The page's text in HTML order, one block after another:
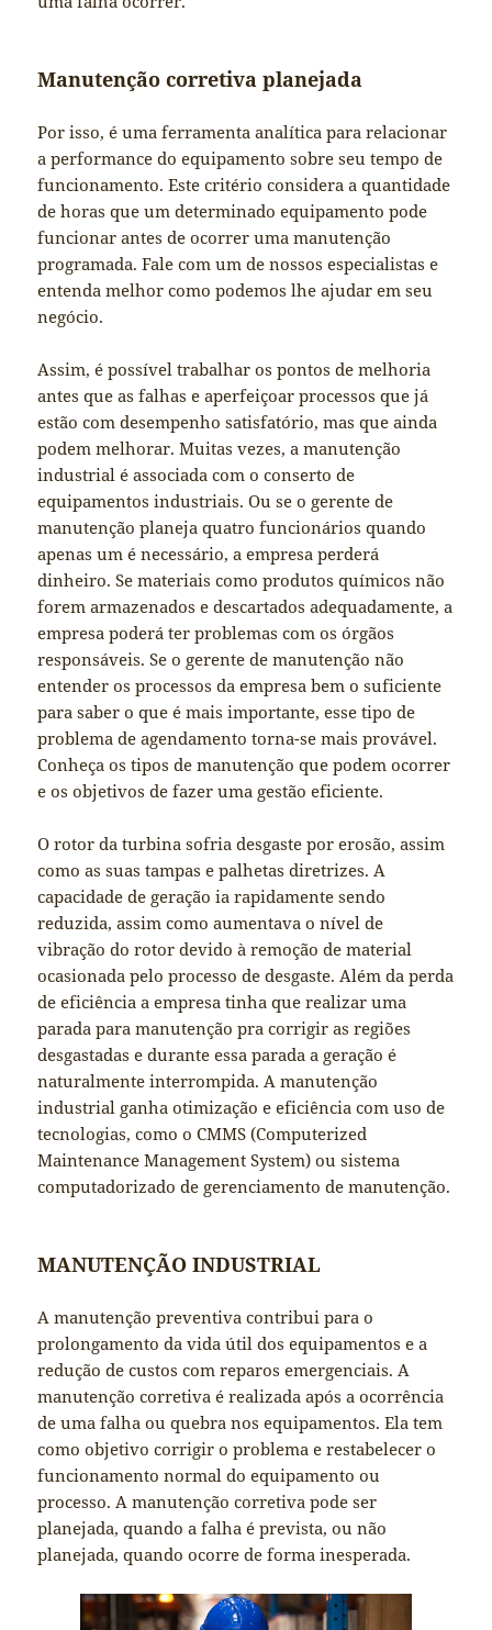
Manutenção corretiva planejada
Por isso, é uma ferramenta analítica para relacionar
a performance do equipamento sobre seu tempo de
funcionamento. Este critério considera a quantidade
de horas que um determinado equipamento pode
funcionar antes de ocorrer uma manutenção
programada. Fale com um de nossos especialistas e
entenda melhor como podemos lhe ajudar em seu
negócio.
Assim, é possível trabalhar os pontos de melhoria
antes que as falhas e aperfeiçoar processos que já
estão com desempenho satisfatório, mas que ainda
podem melhorar. Muitas vezes, a manutenção
industrial é associada com o conserto de
equipamentos industriais. Ou se o gerente de
manutenção planeja quatro funcionários quando
apenas um é necessário, a empresa perderá
dinheiro. Se materiais como produtos químicos não
forem armazenados e descartados adequadamente, a
empresa poderá ter problemas com os órgãos
responsáveis. Se o gerente de manutenção não
entender os processos da empresa bem o suficiente
para saber o que é mais importante, esse tipo de
problema de agendamento torna-se mais provável.
Conheça os tipos de manutenção que podem ocorrer
e os objetivos de fazer uma gestão eficiente.
O rotor da turbina sofria desgaste por erosão, assim
como as suas tampas e palhetas diretrizes. A
capacidade de geração ia rapidamente sendo
reduzida, assim como aumentava o nível de
vibração do rotor devido à remoção de material
ocasionada pelo processo de desgaste. Além da perda
de eficiência a empresa tinha que realizar uma
parada para manutenção pra corrigir as regiões
desgastadas e durante essa parada a geração é
naturalmente interrompida. A manutenção
industrial ganha otimização e eficiência com uso de
tecnologias, como o CMMS (Computerized
Maintenance Management System) ou sistema
computadorizado de gerenciamento de manutenção.
MANUTENÇÃO INDUSTRIAL
A manutenção preventiva contribui para o
prolongamento da vida útil dos equipamentos e a
redução de custos com reparos emergenciais. A
manutenção corretiva é realizada após a ocorrência
de uma falha ou quebra nos equipamentos. Ela tem
como objetivo corrigir o problema e restabelecer o
funcionamento normal do equipamento ou
processo. A manutenção corretiva pode ser
planejada, quando a falha é prevista, ou não
planejada, quando ocorre de forma inesperada.